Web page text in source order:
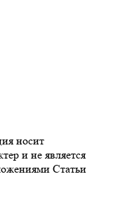
носит
и не является
Статьи